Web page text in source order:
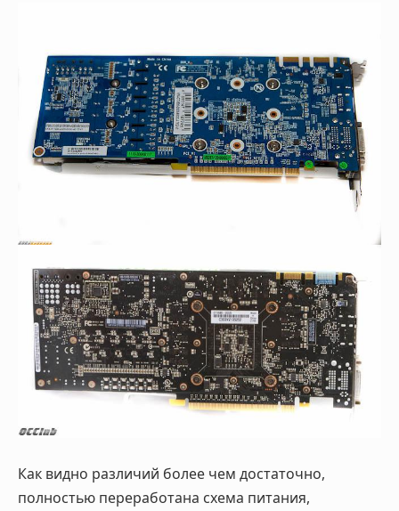
Как видно различий более чем достаточно,
полностью переработана схема питания,